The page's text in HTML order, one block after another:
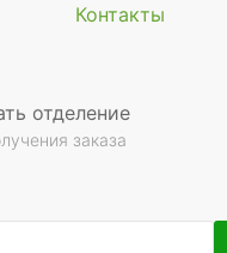
Контакты
отделение
заказа